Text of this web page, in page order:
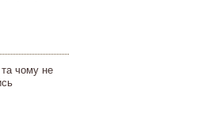
та чому не